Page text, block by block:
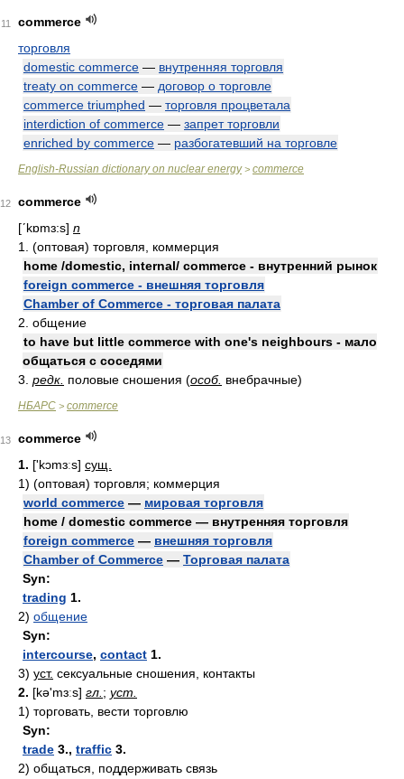
11
commerce
торговля
domestic commerce — внутренняя торговля
treaty on commerce — договор о торговле
commerce triumphed — торговля процветала
interdiction of commerce — запрет торговли
enriched by commerce — разбогатевший на торговле
English-Russian dictionary on nuclear energy> commerce
12
commerce
[ʹkɒmɜ:s] n
1. (оптовая) торговля, коммерция
home /domestic, internal/ commerce - внутренний рынок
foreign commerce - внешняя торговля
Chamber of Commerce - торговая палата
2. общение
to have but little commerce with one's neighbours - мало
общаться с соседями
3. редк. половые сношения (особ. внебрачные)
НБАРС > commerce
13
commerce
1. ['kɔmɜːs] сущ.
1) (оптовая) торговля; коммерция
world commerce — мировая торговля
home / domestic commerce — внутренняя торговля
foreign commerce — внешняя торговля
Chamber of Commerce — Торговая палата
Syn:
trading 1.
2) общение
Syn:
intercourse, contact 1.
3) уст. сексуальные сношения, контакты
2. [kə'mɜːs] гл. ; уст.
1) торговать, вести торговлю
Syn:
trade 3., traffic 3.
2) общаться, поддерживать связь